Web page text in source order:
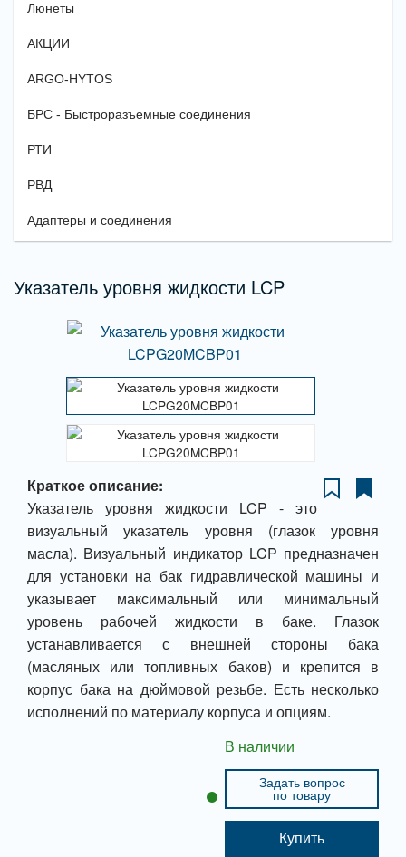
Люнеты
АКЦИИ
ARGO-HYTOS
БРС - Быстроразъемные соединения
РТИ
РВД
Адаптеры и соединения
Указатель уровня жидкости LCP
Краткое описание:
Указатель уровня жидкости LCP - это
визуальный указатель уровня (глазок уровня
масла). Визуальный индикатор LCP предназначен
для установки на бак гидравлической машины и
указывает максимальный или минимальный
уровень рабочей жидкости в баке. Глазок
устанавливается с внешней стороны бака
(масляных или топливных баков) и крепится в
корпус бака на дюймовой резьбе. Есть несколько
исполнений по материалу корпуса и опциям.
В наличии
Задать вопрос
по товару
Купить